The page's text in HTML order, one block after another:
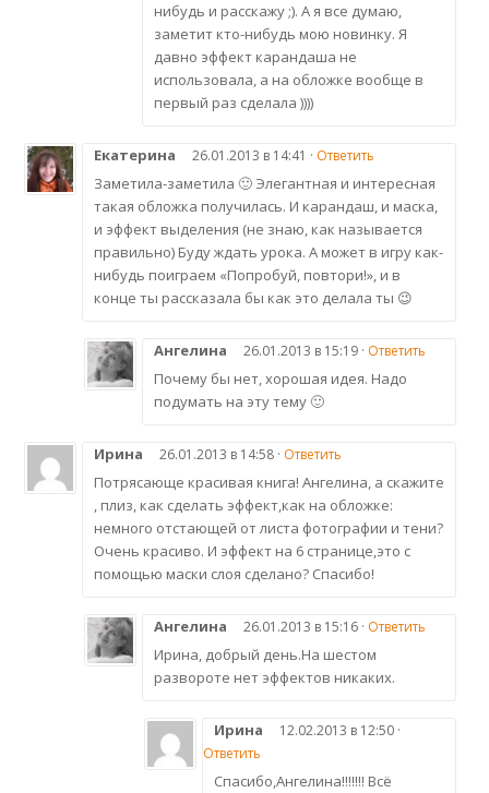
нибудь и расскажу ;). А я все думаю,
заметит кто-нибудь мою новинку. Я
давно эффект карандаша не
использовала, а на обложке вообще в
первый раз сделала ))))
Екатерина 26.01.2013 в 14:41 · Ответить
Заметила-заметила 🙂 Элегантная и интересная
такая обложка получилась. И карандаш, и маска,
и эффект выделения (не знаю, как называется
правильно) Буду ждать урока. А может в игру как-
нибудь поиграем «Попробуй, повтори!», и в
конце ты рассказала бы как это делала ты 😉
Ангелина 26.01.2013 в 15:19 · Ответить
Почему бы нет, хорошая идея. Надо
подумать на эту тему 🙂
Ирина 26.01.2013 в 14:58 · Ответить
Потрясающе красивая книга! Ангелина, а скажите
, плиз, как сделать эффект,как на обложке:
немного отстающей от листа фотографии и тени?
Очень красиво. И эффект на 6 странице,это с
помощью маски слоя сделано? Спасибо!
Ангелина 26.01.2013 в 15:16 · Ответить
Ирина, добрый день.На шестом
развороте нет эффектов никаких.
Ирина
12.02.2013 в 12:50 ·
Ответить
Спасибо,Ангелина!!!!!!! Всё